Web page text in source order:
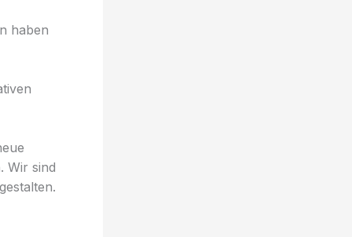
haben
Wir sind